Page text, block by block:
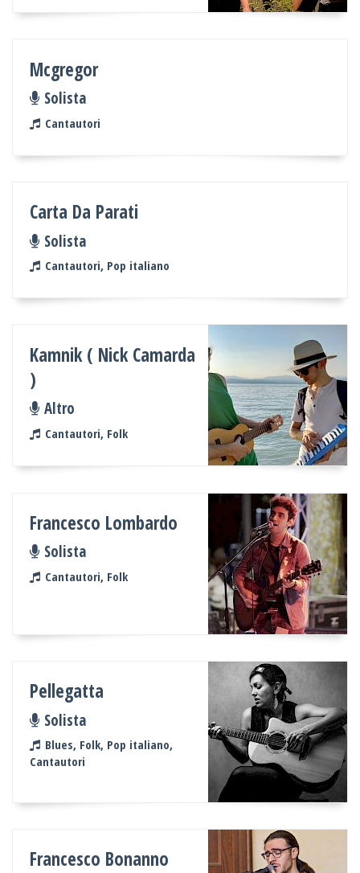
Mcgregor
Solista
Cantautori
Carta Da Parati
Solista
Cantautori, Pop italiano
Kamnik ( Nick Camarda
)
Altro
Cantautori, Folk
Francesco Lombardo
Solista
Cantautori, Folk
Pellegatta
Solista
Blues, Folk, Pop italiano,
Cantautori
Francesco Bonanno